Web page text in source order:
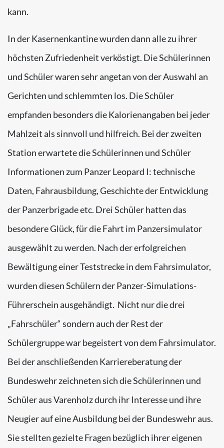
kann.
In der Kasernenkantine wurden dann alle zu ihrer
höchsten Zufriedenheit verköstigt. Die Schülerinnen
und Schüler waren sehr angetan von der Auswahl an
Gerichten und schlemmten los. Die Schüler
empfanden besonders die Kalorienangaben bei jeder
Mahlzeit als sinnvoll und hilfreich. Bei der zweiten
Station erwartete die Schülerinnen und Schüler
Informationen zum Panzer Leopard I: technische
Daten, Fahrausbildung, Geschichte der Entwicklung
der Panzerbrigade etc. Drei Schüler hatten das
besondere Glück, für die Fahrt im Panzersimulator
ausgewählt zu werden. Nach der erfolgreichen
Bewältigung einer Teststrecke in dem Fahrsimulator,
wurden diesen Schülern der Panzer-Simulations-
Führerschein ausgehändigt. Nicht nur die drei
„Fahrschüler“ sondern auch der Rest der
Schülergruppe war begeistert von dem Fahrsimulator.
Bei der anschließenden Karriereberatung der
Bundeswehr zeichneten sich die Schülerinnen und
Schüler aus Varenholz durch ihr Interesse und ihre
Neugier auf eine Ausbildung bei der Bundeswehr aus.
Sie stellten gezielte Fragen bezüglich ihrer eigenen